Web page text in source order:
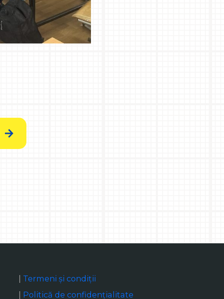
| Termeni și condiții
| Politică de confidențialitate